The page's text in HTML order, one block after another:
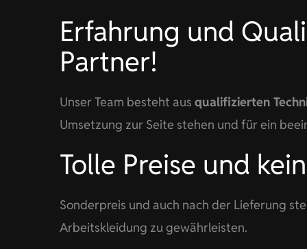
Erfahrung und
Partner!
Unser Team besteht aus qualifizierten
Umsetzung zur Seite stehen und für ein
Tolle Preise und
Sonderpreis und auch nach der Lieferung
Arbeitskleidung zu gewährleisten.